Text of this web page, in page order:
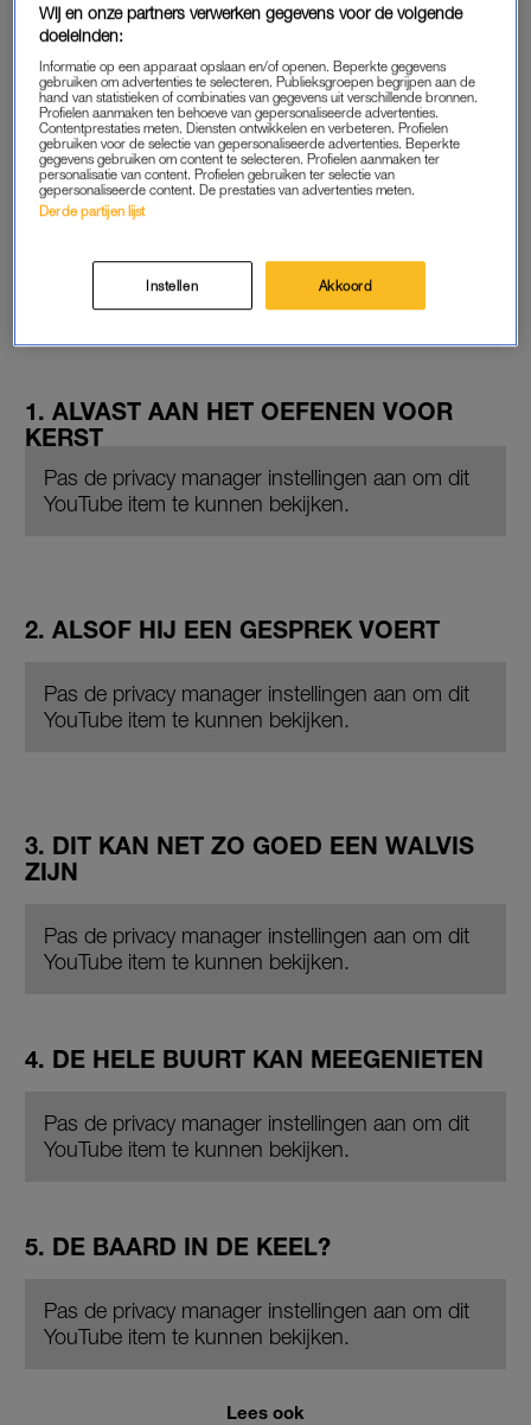
doen, wat veel mensen denken. Een huilende hond hoeft niet
In sommige gevallen doen honden niet mee met dit gehuil.
“Deze honden hebben de gedragingen van hun voorvaders
dan niet geërfd. Of ze kunnen het geluid van een sirene
onderscheiden van dat een andere hond.”
HUILENDE HONDEN
Om ook nog even te genieten van wat gouden keeltjes, hier
1. ALVAST AAN HET OEFENEN VOOR
KERST
Pas de privacy manager instellingen aan om dit
YouTube item te kunnen bekijken.
2. ALSOF HIJ EEN GESPREK VOERT
Pas de privacy manager instellingen aan om dit
YouTube item te kunnen bekijken.
3. DIT KAN NET ZO GOED EEN WALVIS
ZIJN
Pas de privacy manager instellingen aan om dit
YouTube item te kunnen bekijken.
4. DE HELE BUURT KAN MEEGENIETEN
Pas de privacy manager instellingen aan om dit
YouTube item te kunnen bekijken.
5. DE BAARD IN DE KEEL?
Pas de privacy manager instellingen aan om dit
YouTube item te kunnen bekijken.
Lees ook
Wij en onze partners verwerken gegevens voor de volgende
doeleinden:
Informatie op een apparaat opslaan en/of openen. Beperkte gegevens
gebruiken om advertenties te selecteren. Publieksgroepen begrijpen aan de
hand van statistieken of combinaties van gegevens uit verschillende bronnen.
Profielen aanmaken ten behoeve van gepersonaliseerde advertenties.
Contentprestaties meten. Diensten ontwikkelen en verbeteren. Profielen
gebruiken voor de selectie van gepersonaliseerde advertenties. Beperkte
gegevens gebruiken om content te selecteren. Profielen aanmaken ter
personalisatie van content. Profielen gebruiken ter selectie van
gepersonaliseerde content. De prestaties van advertenties meten.
Derde partijen lijst
Instellen Akkoord